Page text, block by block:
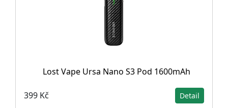
Lost Vape Ursa Nano S3 Pod 1600mAh
399 Kč Detail